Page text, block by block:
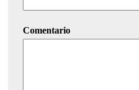
Comentario